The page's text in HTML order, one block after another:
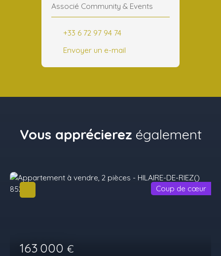
Associé Community & Events
+33 6 72 97 94 74
Envoyer un e-mail
Vous apprécierez également
163 000 €
Coup de cœur